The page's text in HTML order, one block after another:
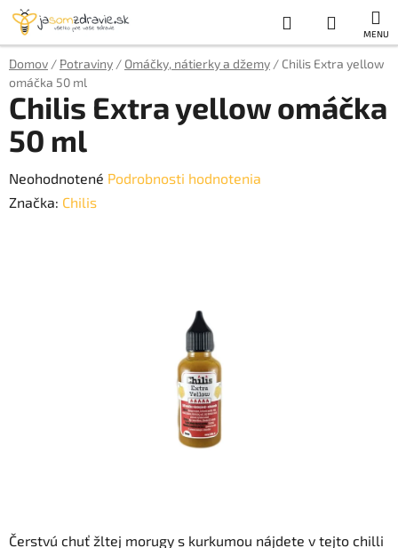
Prejsť
obsah
Hľadať
KOŠÍK
Domov / Potraviny / Omáčky, nátierky a džemy / Chilis Extra yellow
omáčka 50 ml
Čerstvú chuť žltej morugy s kurkumou nájdete v tejto chilli
Chilis Extra yellow omáčka
50 ml
Priemerné
hodnotenie
Neohodnotené Podrobnosti hodnotenia
Značka: Chilis